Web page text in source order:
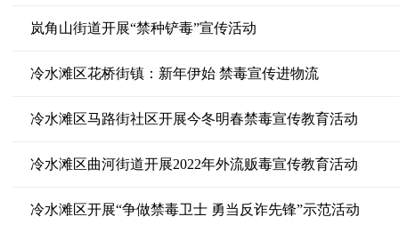
岚角山街道开展“禁种铲毒”宣传活动
冷水滩区花桥街镇：新年伊始 禁毒宣传进物流
冷水滩区马路街社区开展今冬明春禁毒宣传教育活动
冷水滩区曲河街道开展2022年外流贩毒宣传教育活动
冷水滩区开展“争做禁毒卫士 勇当反诈先锋”示范活动